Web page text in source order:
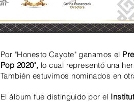
Por "Honesto Cayote" ganamos el
Pop 2020", lo cual representó una
También estuvimos nominados en
El álbum fue distinguido por el